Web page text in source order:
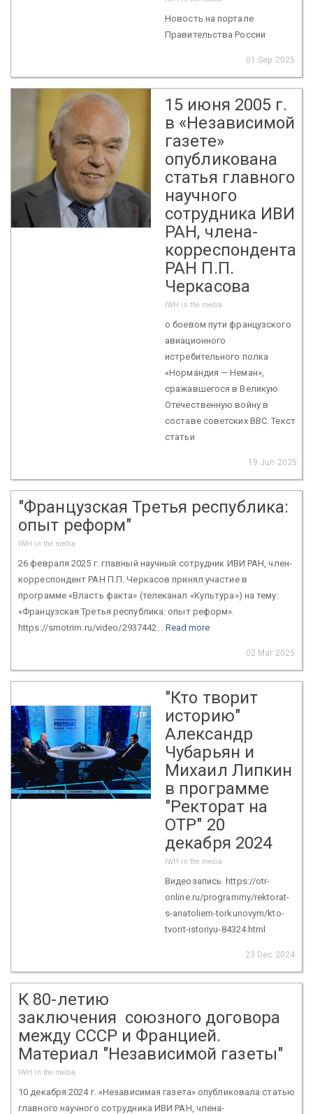
Новость на портале
Правительства России
01 Sep 2025
15 июня 2005 г.
в «Независимой
газете»
опубликована
статья главного
научного
сотрудника ИВИ
РАН, члена-
корреспондента
РАН П.П.
Черкасова
IWH in the media
о боевом пути французского
авиационного
истребительного полка
«Нормандия — Неман»,
сражавшегося в Великую
Отечественную войну в
составе советских ВВС. Текст
статьи
19 Jun 2025
"Французская Третья республика:
опыт реформ"
IWH in the media
26 февраля 2025 г. главный научный сотрудник ИВИ РАН, член-
корреспондент РАН П.П. Черкасов принял участие в
программе «Власть факта» (телеканал «Культура») на тему:
«Французская Третья республика: опыт реформ».
https://smotrim.ru/video/2937442... Read more
02 Mar 2025
"Кто творит
историю"
Александр
Чубарьян и
Михаил Липкин
в программе
"Ректорат на
ОТР" 20
декабря 2024
IWH in the media
Видеозапись https://otr-
online.ru/programmy/rektorat-
s-anatoliem-torkunovym/kto-
tvorit-istoriyu-84324.html
23 Dec 2024
К 80-летию
заключения союзного договора
между СССР и Францией.
Материал "Независимой газеты"
IWH in the media
10 декабря 2024 г. «Независимая газета» опубликовала статью
главного научного сотрудника ИВИ РАН, члена-